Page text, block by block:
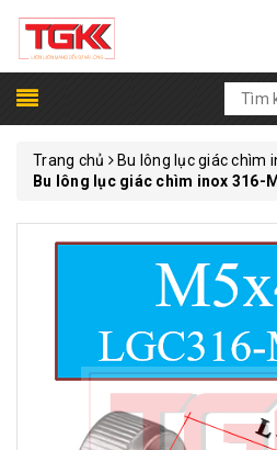
Trang chủ
Bu lông lục giác chìm
Bu lông lục giác chìm inox 316-